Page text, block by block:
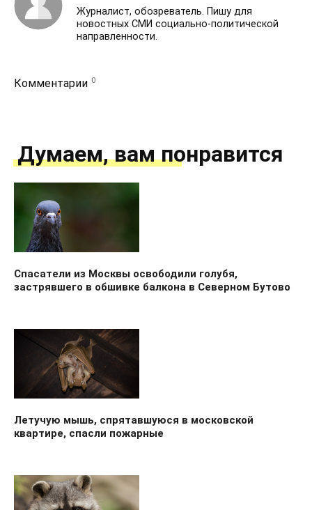
Журналист, обозреватель. Пишу для
новостных СМИ социально-политической
направленности.
Комментарии 0
Думаем, вам понравится
Спасатели из Москвы освободили голубя,
застрявшего в обшивке балкона в Северном Бутово
Летучую мышь, спрятавшуюся в московской
квартире, спасли пожарные